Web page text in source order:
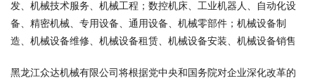
发、机械技术服务、机械工程；数控机床、工业机器人、自动化设
备、精密机械、专用设备、通用设备、机械零部件；机械设备制
造、机械设备维修、机械设备租赁、机械设备安装、机械设备销售
黑龙江众达机械有限公司将根据党中央和国务院对企业深化改革的